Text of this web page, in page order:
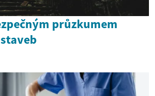
průzkumem